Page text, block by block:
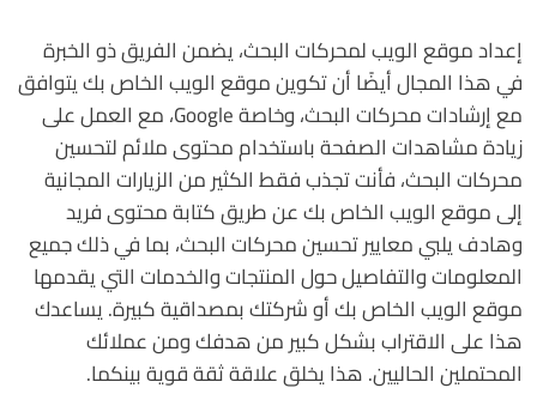
إعداد موقع الويب لمحركات البحث، يضمن الفريق ذو الخبرة
في هذا المجال أيضًا أن تكوين موقع الويب الخاص بك يتوافق
مع إرشادات محركات البحث، وخاصة Google، مع العمل على
زيادة مشاهدات الصفحة باستخدام محتوى ملائم لتحسين
محركات البحث، فأنت تجذب فقط الكثير من الزيارات المجانية
إلى موقع الويب الخاص بك عن طريق كتابة محتوى فريد
وهادف يلبي معايير تحسين محركات البحث، بما في ذلك جميع
المعلومات والتفاصيل حول المنتجات والخدمات التي يقدمها
موقع الويب الخاص بك أو شركتك بمصداقية كبيرة. يساعدك
هذا على الاقتراب بشكل كبير من هدفك ومن عملائك
المحتملين الحاليين. هذا يخلق علاقة ثقة قوية بينكما.